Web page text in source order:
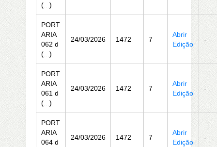
(...)
PORT
ARIA
062 d
(...)
24/03/2026 1472 7
Abrir
Edição
-
PORT
ARIA
061 d
(...)
24/03/2026 1472 7
Abrir
Edição
-
PORT
ARIA
064 d
24/03/2026 1472 7
Abrir
Edição
-